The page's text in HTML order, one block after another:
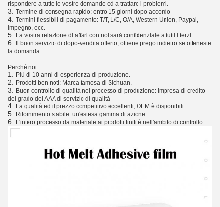
rispondere a tutte le vostre domande ed a trattare i problemi.
3. Termine di consegna rapido: entro 15 giorni dopo accordo
4. Termini flessibili di pagamento: T/T, L/C, O/A, Western Union, Paypal,
impegno, ecc.
5. La vostra relazione di affari con noi sarà confidenziale a tutti i terzi.
6.
Il buon servizio di dopo-vendita offerto, ottiene prego indietro se otteneste
la domanda.
Perché noi:
1. Più di 10 anni di esperienza di produzione.
2. Prodotti ben noti: Marca famosa di Sichuan.
3.
Buon controllo di qualità nel processo di produzione: Impresa di credito
del grado del AAA di servizio di qualità
4. La qualità ed il prezzo competitivo eccellenti, OEM è disponibili.
5. Rifornimento stabile: un'estesa gamma di azione.
6. L'intero processo da materiale ai prodotti finiti è nell'ambito di controllo.